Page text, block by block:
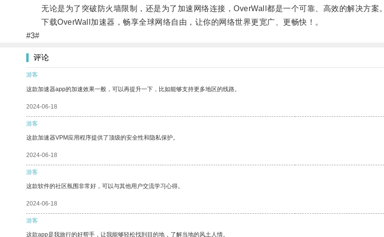
无论是为了突破防火墙限制，还是为了加速网络连接，OverWall都是一个可靠、高效的解决方案。
下载OverWall加速器，畅享全球网络自由，让你的网络世界更宽广、更畅快！。
#3#
评论
游客
这款加速器app的加速效果一般，可以再提升一下，比如能够支持更多地区的线路。
2024-06-18
游客
这款加速器VPM应用程序提供了顶级的安全性和隐私保护。
2024-06-18
游客
这款软件的社区氛围非常好，可以与其他用户交流学习心得。
2024-06-18
游客
这款app是我旅行的好帮手，让我能够轻松找到目的地，了解当地的风土人情。